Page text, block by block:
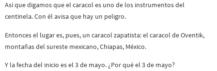
Así que digamos que el caracol es uno de los instrumentos del
centinela. Con él avisa que hay un peligro.
Entonces el lugar es, pues, un caracol zapatista: el caracol de Oventik,
montañas del sureste mexicano, Chiapas, México.
Y la fecha del inicio es el 3 de mayo. ¿Por qué el 3 de mayo?